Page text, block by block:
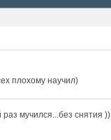
плохому научил)
мучился...без снятия ))